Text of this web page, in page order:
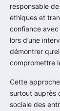
responsable
éthiques et
confiance
lors d’une
démontrer
compromettre
Cette
surtout auprès
sociale des